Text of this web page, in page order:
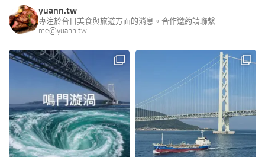
yuann.tw
專注於台日美食與旅遊方面的消息。合作邀約請聯繫
me@yuann.tw